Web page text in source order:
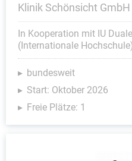
Klinik Schönsicht GmbH
In Kooperation mit IU
(Internationale
bundesweit
Start: Oktober 2026
Freie Plätze: 1